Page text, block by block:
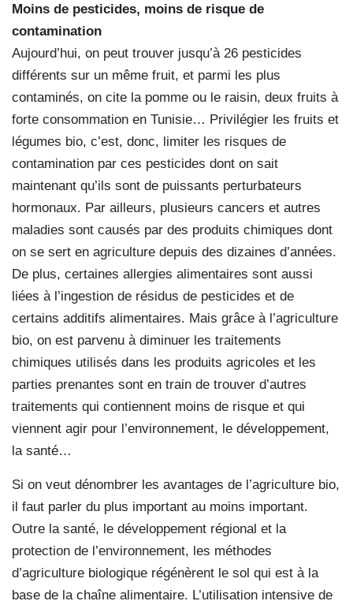
Moins de pesticides, moins de risque de
contamination
Aujourd’hui, on peut trouver jusqu’à 26 pesticides
différents sur un même fruit, et parmi les plus
contaminés, on cite la pomme ou le raisin, deux fruits à
forte consommation en Tunisie… Privilégier les fruits et
légumes bio, c’est, donc, limiter les risques de
contamination par ces pesticides dont on sait
maintenant qu’ils sont de puissants perturbateurs
hormonaux. Par ailleurs, plusieurs cancers et autres
maladies sont causés par des produits chimiques dont
on se sert en agriculture depuis des dizaines d’années.
De plus, certaines allergies alimentaires sont aussi
liées à l’ingestion de résidus de pesticides et de
certains additifs alimentaires. Mais grâce à l’agriculture
bio, on est parvenu à diminuer les traitements
chimiques utilisés dans les produits agricoles et les
parties prenantes sont en train de trouver d’autres
traitements qui contiennent moins de risque et qui
viennent agir pour l’environnement, le développement,
la santé…
Si on veut dénombrer les avantages de l’agriculture bio,
il faut parler du plus important au moins important.
Outre la santé, le développement régional et la
protection de l’environnement, les méthodes
d’agriculture biologique régénèrent le sol qui est à la
base de la chaîne alimentaire. L’utilisation intensive de